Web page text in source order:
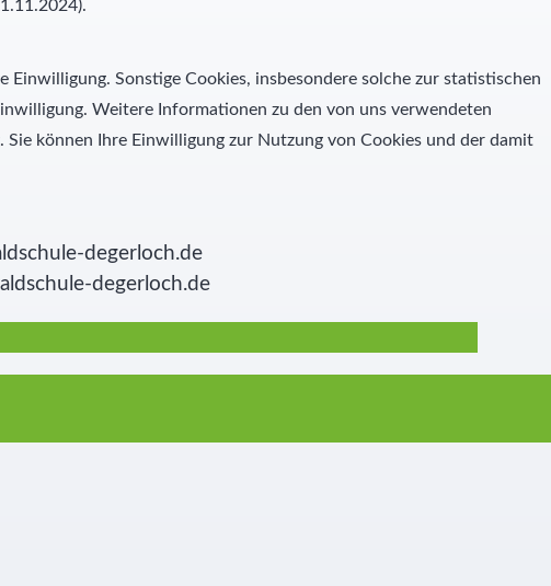
degerloch.de
degerloch.de
Sonstige Cookies, insbesondere solche zur statistischen
Weitere Informationen zu den von uns verwendeten
können Ihre Einwilligung zur Nutzung von Cookies und der damit